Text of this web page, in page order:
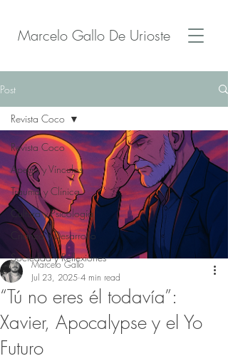
Marcelo Gallo De Urioste
Post
Revista Coco
Apego y Vínculos
Trauma y Clínica
Cultura y Psicología
Crianza y Desarrollo
Sociedad y Reflexiones
Revista Coco
“Tú no eres él todavía”:
Xavier, Apocalypse y el Yo
Futuro
Marcelo Gallo
Jul 23, 2025 4 min read